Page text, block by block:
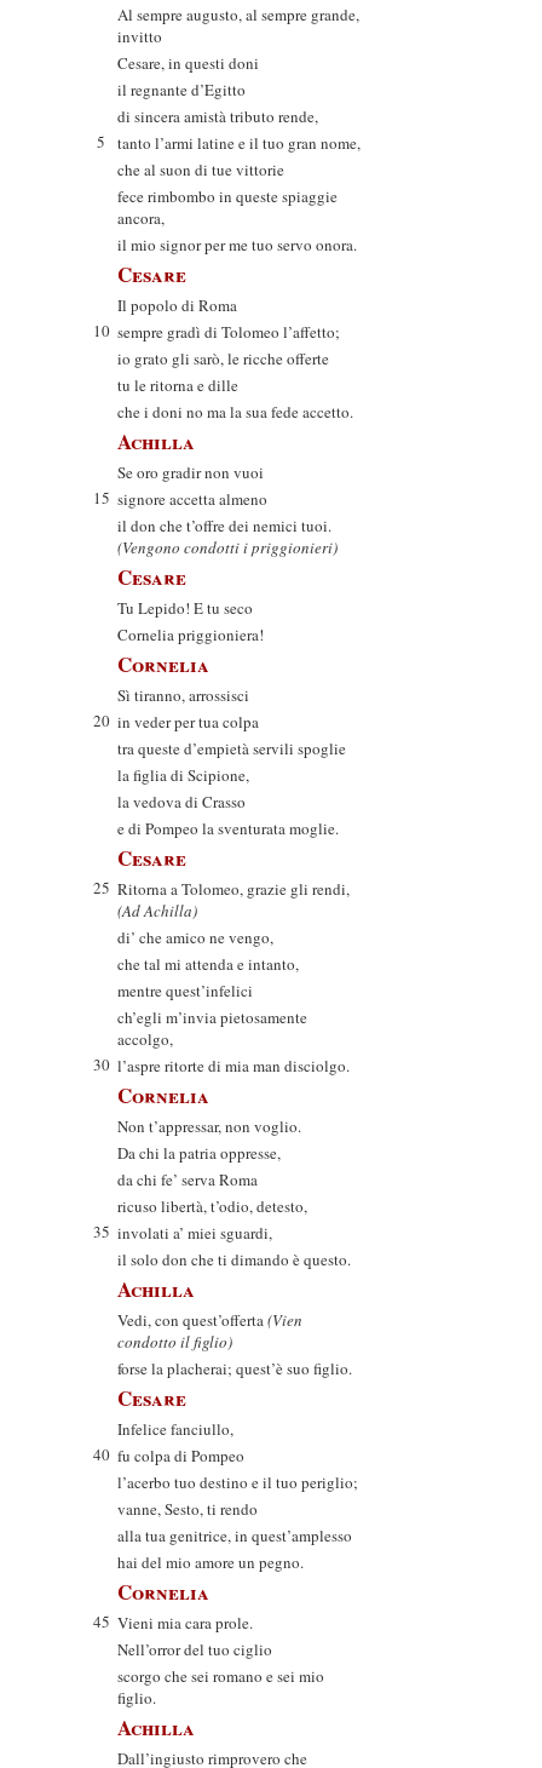
Al sempre augusto, al sempre grande,
invitto
Cesare, in questi doni
il regnante d’Egitto
di sincera amistà tributo rende,
5
tanto l’armi latine e il tuo gran nome,
che al suon di tue vittorie
fece rimbombo in queste spiaggie
ancora,
il mio signor per me tuo servo onora.
Cesare
Il popolo di Roma
10 sempre gradì di Tolomeo l’affetto;
io grato gli sarò, le ricche offerte
tu le ritorna e dille
che i doni no ma la sua fede accetto.
Achilla
Se oro gradir non vuoi
15 signore accetta almeno
il don che t’offre dei nemici tuoi.
(Vengono condotti i priggionieri)
Cesare
Tu Lepido! E tu seco
Cornelia priggioniera!
Cornelia
Sì tiranno, arrossisci
20 in veder per tua colpa
tra queste d’empietà servili spoglie
la figlia di Scipione,
la vedova di Crasso
e di Pompeo la sventurata moglie.
Cesare
25 Ritorna a Tolomeo, grazie gli rendi,
(Ad Achilla)
di’ che amico ne vengo,
che tal mi attenda e intanto,
mentre quest’infelici
ch’egli m’invia pietosamente
accolgo,
30 l’aspre ritorte di mia man disciolgo.
Cornelia
Non t’appressar, non voglio.
Da chi la patria oppresse,
da chi fe’ serva Roma
ricuso libertà, t’odio, detesto,
35 involati a’ miei sguardi,
il solo don che ti dimando è questo.
Achilla
Vedi, con quest’offerta(Vien
condotto il figlio)
forse la placherai; quest’è suo figlio.
Cesare
Infelice fanciullo,
40 fu colpa di Pompeo
l’acerbo tuo destino e il tuo periglio;
vanne, Sesto, ti rendo
alla tua genitrice, in quest’amplesso
hai del mio amore un pegno.
Cornelia
45 Vieni mia cara prole.
Nell’orror del tuo ciglio
scorgo che sei romano e sei mio
figlio.
Achilla
Dall’ingiusto rimprovero che